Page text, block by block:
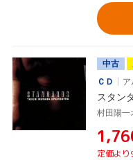
中古
ＣＤ
ア
スタン
定価より